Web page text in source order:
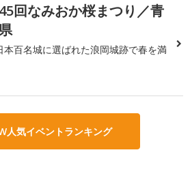
回なみおか桜まつり／青
本百名城に選ばれた浪岡城跡で春を満
人気イベントランキング